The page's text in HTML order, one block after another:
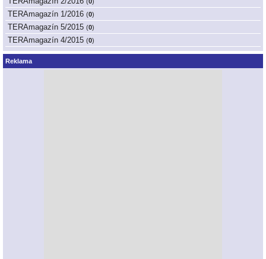
TERAmagazín 1/2016 (0)
TERAmagazín 5/2015 (0)
TERAmagazín 4/2015 (0)
Reklama